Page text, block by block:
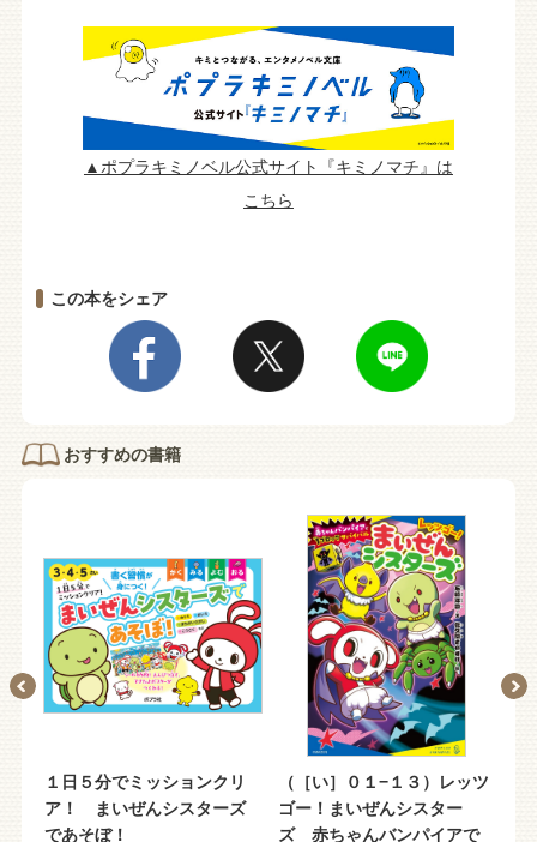
▲ポプラキミノベル公式サイト『キミノマチ』は
こちら
この本をシェア
おすすめの書籍
１日５分でミッションクリ
ア！ まいぜんシスターズ
であそぼ！
（［い］０１−１３）レッツ
ゴー！まいぜんシスター
ズ 赤ちゃんバンパイアで